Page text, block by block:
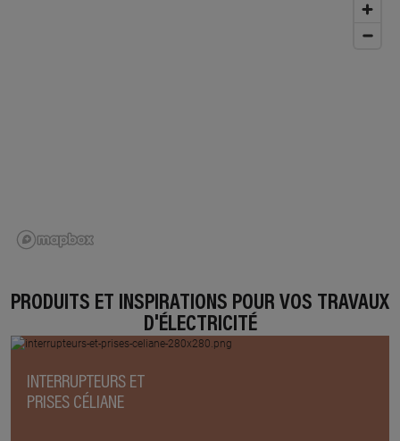
PRODUITS ET INSPIRATIONS POUR VOS TRAVAUX
D'ÉLECTRICITÉ
INTERRUPTEURS ET
PRISES CÉLIANE